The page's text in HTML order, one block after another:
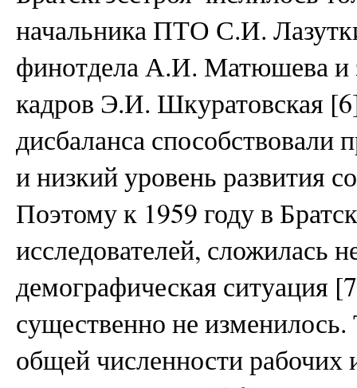
начальника ПТО С.И.
финотдела А.И. Матюшева и
кадров Э.И. Шкуратовская
дисбаланса способствовали
и низкий уровень развития
Поэтому к 1959 году в
исследователей, сложилась
демографическая ситуация
существенно не
общей численности